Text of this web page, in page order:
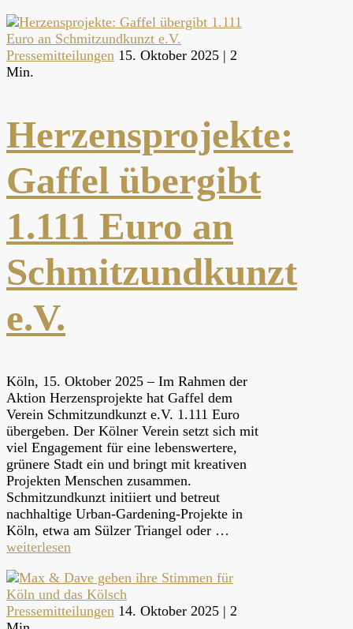
Pressemitteilungen 15. Oktober 2025 | 2
Min.
Herzensprojekte:
Gaffel übergibt
1.111 Euro an
Schmitzundkunzt
e.V.
Köln, 15. Oktober 2025 – Im Rahmen der
Aktion Herzensprojekte hat Gaffel dem
Verein Schmitzundkunzt e.V. 1.111 Euro
übergeben. Der Kölner Verein setzt sich mit
viel Engagement für eine lebenswertere,
grünere Stadt ein und bringt mit kreativen
Projekten Menschen zusammen.
Schmitzundkunzt initiiert und betreut
nachhaltige Urban-Gardening-Projekte in
Köln, etwa am Sülzer Triangel oder …
weiterlesen
Pressemitteilungen 14. Oktober 2025 | 2